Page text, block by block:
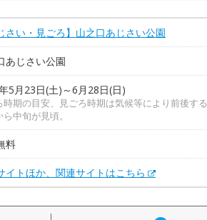
さい・見ごろ】山之口あじさい公園
あじさい公園
5月23日(土)～6月28日(日)
時期の目安、見ごろ時期は気候等により前後す
ら中旬が見頃。
料
イトほか、関連サイトはこちら